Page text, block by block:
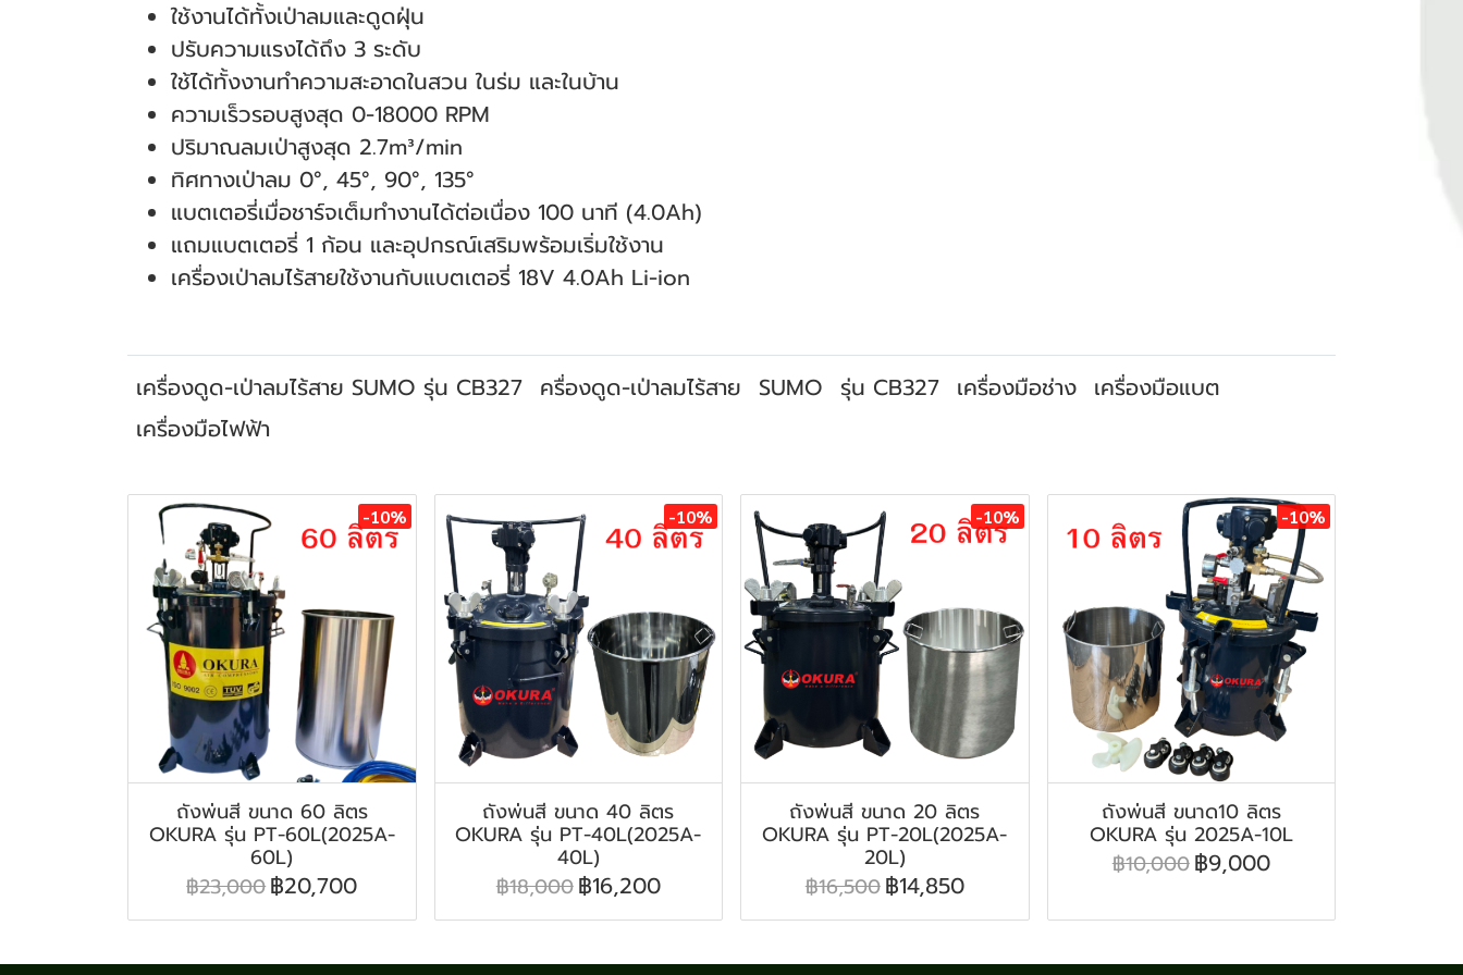
ใช้งานได้ทั้งเป่าลมและดูดฝุ่น
ปรับความแรงได้ถึง 3 ระดับ
ใช้ได้ทั้งงานทำความสะอาดในสวน ในร่ม และในบ้าน
ความเร็วรอบสูงสุด 0-18000 RPM
ปริมาณลมเป่าสูงสุด 2.7m³/min
ทิศทางเป่าลม 0°, 45°, 90°, 135°
แบตเตอรี่เมื่อชาร์จเต็มทำงานได้ต่อเนื่อง 100 นาที (4.0Ah)
แถมแบตเตอรี่ 1 ก้อน และอุปกรณ์เสริมพร้อมเริ่มใช้งาน
เครื่องเป่าลมไร้สายใช้งานกับแบตเตอรี่ 18V 4.0Ah Li-ion
เครื่องดูด-เป่าลมไร้สาย SUMO รุ่น CB327 ครื่องดูด-เป่าลมไร้สาย SUMO รุ่น CB327 เครื่องมือช่าง เครื่องมือแบต
เครื่องมือไฟฟ้า
-10%
ถังพ่นสี ขนาด 60 ลิตร
OKURA รุ่น PT-60L(2025A-
60L)
฿23,000฿20,700
-10%
ถังพ่นสี ขนาด 40 ลิตร
OKURA รุ่น PT-40L(2025A-
40L)
฿18,000฿16,200
-10%
ถังพ่นสี ขนาด 20 ลิตร
OKURA รุ่น PT-20L(2025A-
20L)
฿16,500฿14,850
-10%
ถังพ่นสี ขนาด10 ลิตร
OKURA รุ่น 2025A-10L
฿10,000฿9,000